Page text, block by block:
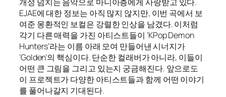
EJAE에 대한 정보는 아직 많지 않지만, 이번 곡에서 보
여준 몽환적인 보컬은 강렬한 인상을 남겼다. 이처럼
각기 다른 매력을 가진 아티스트들이 ‘KPop Demon
Hunters’라는 이름 아래 모여 만들어낸 시너지가
‘Golden’의 핵심이다. 단순한 컬래버가 아니라, 이들이
어떤 큰 그림을 그리고 있는지 궁금해진다. 앞으로도
이 프로젝트가 다양한 아티스트들과 함께 어떤 이야기
를 풀어나갈지 기대된다.